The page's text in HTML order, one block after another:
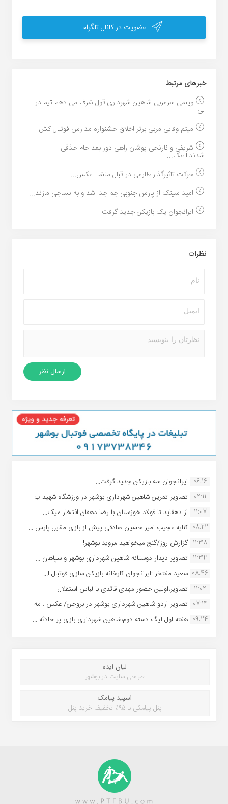
عضویت در کانال تلگرام
خبر‌های مرتبط
ویسی سرمربی شاهین شهرداری:قول شرف می دهم تیم در
لی...
میثم وفایی مربی برتر اخلاق جشنواره مدارس فوتبال کش...
شریفی و نارنجی پوشان راهی دور بعد جام حذفی
شدند+عک...
حرکت تاثیرگذار طارمی در قبال منشا+عکس...
امید سینک از پارس جنوبی جم جدا شد و به نساجی مازند...
ایرانجوان یک بازیکن جدید گرفت...
نظرات
06:16 ایرانجوان سه بازیکن جدید گرفت...
02:11
تصاویر تمرین شاهین شهردارى بوشهر در ورزشگاه شهید ب...
11:07
از دهقاید تا فولاد خوزستان با رضا دهقان:افتخار میک...
08:22 کنایه عجیب امیر حسین صادقی پیش از بازی مقابل پارس ...
11:38 گزارش روز/گنج میخواهید ،بروید بوشهر!...
11:34 تصاویر دیدار دوستانه شاهین شهردارى بوشهر و سپاهان ...
08:46 سعید مفتخر :ایرانجوان کارخانه بازیکن سازی فوتبال ا...
11:02
تصاویر،اولین حضور مهدی قائدی با لباس استقلال...
07:14 تصاویر اردو شاهین شهرداری بوشهر در بروجن/ عکس : مه...
09:24 هفته اول لیگ دسته دوم،شاهین شهرداری بازی پر حادثه ...
لیان ایده
طراحی سایت در بوشهر
اسپید پیامک
پنل پیامکی با ۹۵٪ تخفیف خرید پنل